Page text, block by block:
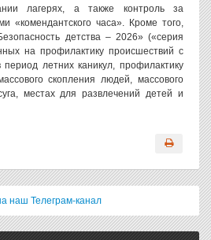
лагерях, а также контроль за
«комендантского часа». Кроме того,
детства – 2026» («серия
на профилактику происшествий с
летних каникул, профилактику
скопления людей, массового
местах для развлечений детей и
наш Телеграм-канал